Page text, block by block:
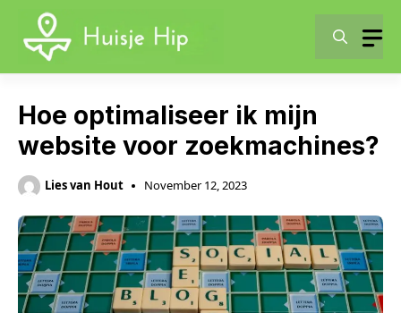
content
Hoe optimaliseer ik mijn
website voor zoekmachines?
Lies van Hout November 12, 2023